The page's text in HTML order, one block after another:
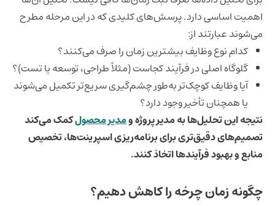
اهمیت اساسی دارد. پرسش‌های کلیدی که در این مرحله مطرح
می‌شوند عبارتند از:
کدام نوع وظایف بیشترین زمان را صرف می‌کنند؟
گلوگاه اصلی در فرآیند کجاست (مثلاً طراحی، توسعه یا تست)؟
آیا وظایف کوچک‌تر به‌طور چشم‌گیری سریع‌تر تکمیل می‌شوند
یا همچنان تأخیر وجود دارد؟
نتیجه این تحلیل‌ها بهمدیر پروژهومدیر محصولکمک می‌کند
تصمیم‌های دقیق‌تری برای برنامه‌ریزی اسپرینت‌ها، تخصیص
منابع و بهبود فرآیندها اتخاذ کنند.
چگونه زمان چرخه را کاهش دهیم؟